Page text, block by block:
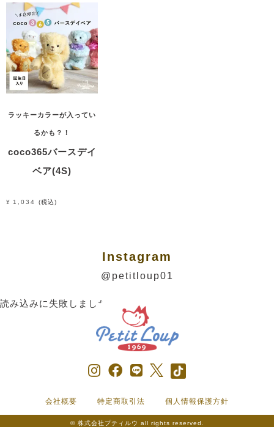
ラッキーカラーが入ってい
るかも？！
coco365バースデイ
ベア(4S)
¥ 1,034 税込
Instagram
@petitloup01
読み込みに失敗しました。
会社概要 特定商取引法 個人情報保護方針
© 株式会社プティルウ all rights reserved.